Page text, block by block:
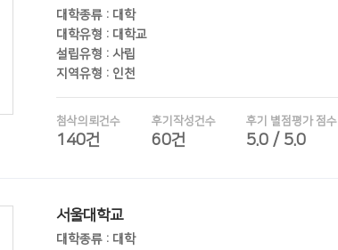
대학종류 : 대학
대학유형 : 대학교
설립유형 : 사립
지역유형 : 인천
첨삭의뢰건수
140건
후기작성건수
60건
후기 별점평가 점수
5.0 / 5.0
서울대학교
대학종류 : 대학